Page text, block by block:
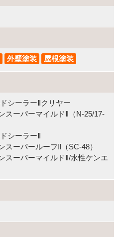
外壁塗装 屋根塗装
ーラーⅡクリヤー
ーパーマイルドⅡ（N-25/17-
ーラーⅡ
ーパールーフⅡ（SC-48）
ーマイルドⅡ/水性ケンエ